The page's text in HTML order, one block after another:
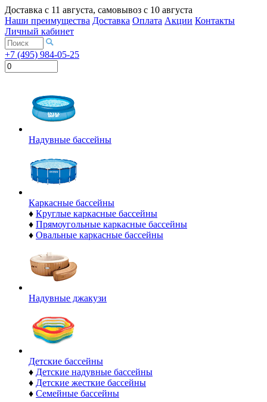
Доставка с 11 августа, самовывоз с 10 августа
Наши преимущества Доставка Оплата Акции Контакты
Личный кабинет
+7 (495) 984-05-25
Надувные бассейны
Каркасные бассейны
♦ Круглые каркасные бассейны
♦ Прямоугольные каркасные бассейны
♦ Овальные каркасные бассейны
Надувные джакузи
Детские бассейны
♦ Детские надувные бассейны
♦ Детские жесткие бассейны
♦ Семейные бассейны